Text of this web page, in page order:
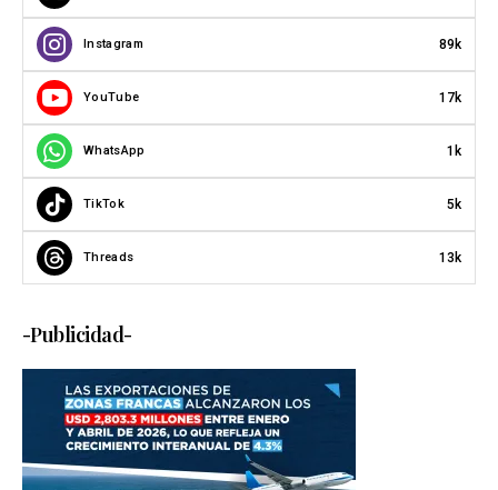
Instagram 89k
YouTube 17k
WhatsApp 1k
TikTok 5k
Threads 13k
-Publicidad-